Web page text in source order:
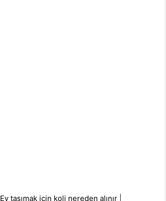
Ev taşımak için koli nereden alınır